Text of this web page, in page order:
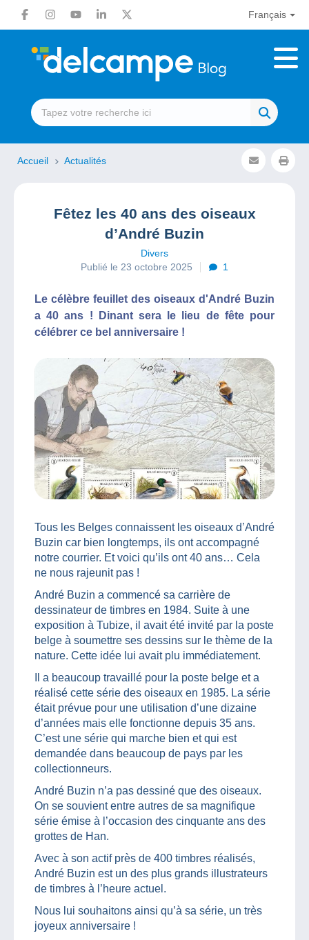
Français
Accueil Actualités
Fêtez les 40 ans des oiseaux
d’André Buzin
Divers
Publié le 23 octobre 2025
1
Le célèbre feuillet des oiseaux d'André Buzin
a 40 ans ! Dinant sera le lieu de fête pour
célébrer ce bel anniversaire !
Tous les Belges connaissent les oiseaux d’André
Buzin car bien longtemps, ils ont accompagné
notre courrier. Et voici qu’ils ont 40 ans… Cela
ne nous rajeunit pas !
André Buzin a commencé sa carrière de
dessinateur de timbres en 1984. Suite à une
exposition à Tubize, il avait été invité par la poste
belge à soumettre ses dessins sur le thème de la
nature. Cette idée lui avait plu immédiatement.
Il a beaucoup travaillé pour la poste belge et a
réalisé cette série des oiseaux en 1985. La série
était prévue pour une utilisation d’une dizaine
d’années mais elle fonctionne depuis 35 ans.
C’est une série qui marche bien et qui est
demandée dans beaucoup de pays par les
collectionneurs.
André Buzin n’a pas dessiné que des oiseaux.
On se souvient entre autres de sa magnifique
série émise à l’occasion des cinquante ans des
grottes de Han.
Avec à son actif près de 400 timbres réalisés,
André Buzin est un des plus grands illustrateurs
de timbres à l’heure actuel.
Nous lui souhaitons ainsi qu’à sa série, un très
joyeux anniversaire !